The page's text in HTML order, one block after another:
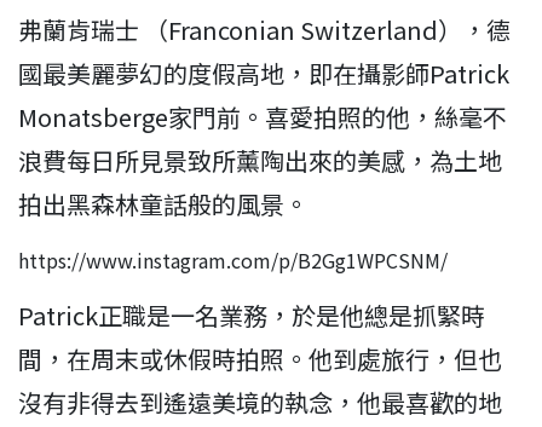
弗蘭肯瑞士 （Franconian Switzerland），德
國最美麗夢幻的度假高地，即在攝影師Patrick
Monatsberge家門前。喜愛拍照的他，絲毫不
浪費每日所見景致所薰陶出來的美感，為土地
拍出黑森林童話般的風景。
https://www.instagram.com/p/B2Gg1WPCSNM/
Patrick正職是一名業務，於是他總是抓緊時
間，在周末或休假時拍照。他到處旅行，但也
沒有非得去到遙遠美境的執念，他最喜歡的地